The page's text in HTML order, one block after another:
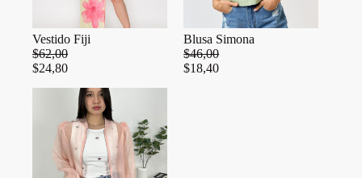
Vestido Fiji
$62,00
$24,80
Blusa Simona
$46,00
$18,40